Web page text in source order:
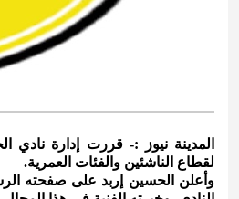
المدينة نيوز :- قررت إدارة نادي
لقطاع الناشئين والفئات العمرية.
وأعلن الحسين إربد على صفحته